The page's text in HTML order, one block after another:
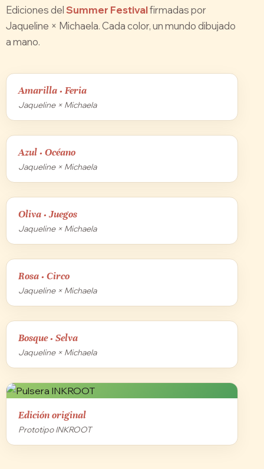
Ediciones delSummer Festivalfirmadas por
Jaqueline × Michaela. Cada color, un mundo dibujado
a mano.
Amarilla · Feria
Jaqueline × Michaela
Azul · Océano
Jaqueline × Michaela
Oliva · Juegos
Jaqueline × Michaela
Rosa · Circo
Jaqueline × Michaela
Bosque · Selva
Jaqueline × Michaela
Edición original
Prototipo INKROOT